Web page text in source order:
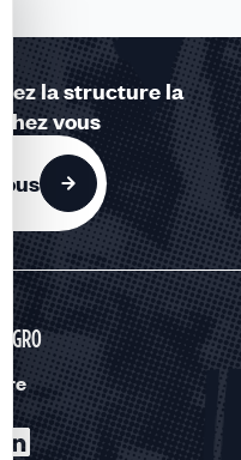
la structure la
vous
AGRO